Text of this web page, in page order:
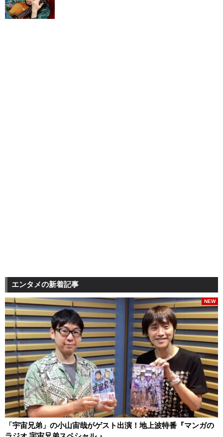
エンタメの新着記事
「宇宙兄弟」の小山宙哉がゲスト出演！地上波特番『マンガの
NEW